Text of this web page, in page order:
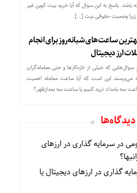
باشد. پاسخ به این سوال که آیا خرید بیت کوین غیر
وضعیت حقوقی بیت‌ […]
ساعت‌های شبانه‌روز برای انجام
ارز دیجیتال
سوال‌هایی که خیلی از تازه‌کارها و حتی معامله‌گران
می‌پرسند این است که آیا ساعت معامله اهمیت
سه بامداد ترید کنیم یا ساعت سه بعدازظهر؟
درسرمایه گذاری در ارزهای
گذاری در ارزهای دیجیتال یا